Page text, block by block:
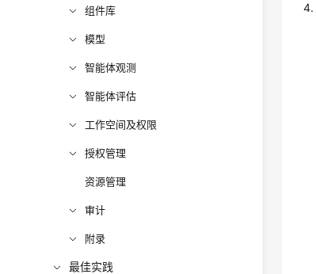
组件库
模型
智能体观测
智能体评估
工作空间及权限
授权管理
资源管理
审计
附录
最佳实践